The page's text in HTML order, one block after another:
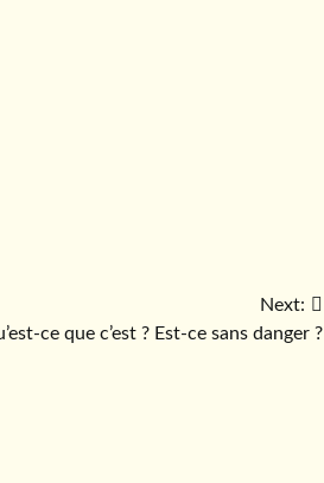
Next:
ce que c’est ? Est-ce sans danger ?